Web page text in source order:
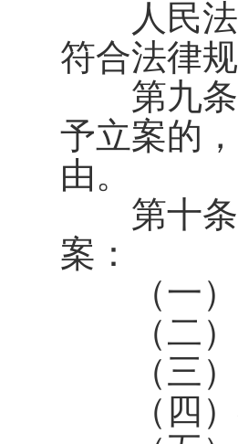
人民法
符合法律
第九条
予立案的
由。
第十条
案：
（一）
（二）
（三）
（四）